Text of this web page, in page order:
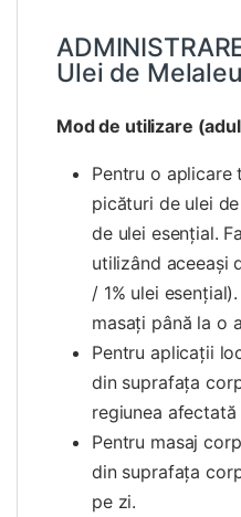
Ulei de
Mod de utilizare
Pentru o
picături de ulei
de ulei esențial.
utilizând aceeași
/ 1% ulei
masați până la o
Pentru aplicații
din suprafața
regiunea
Pentru masaj
din suprafața
pe zi.